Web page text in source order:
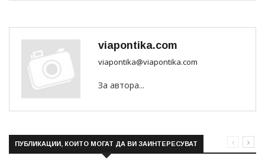
viapontika.com
viapontika@viapontika.com
За автора...
ПУБЛИКАЦИИ, КОИТО МОГАТ ДА ВИ ЗАИНТЕРЕСУВАТ